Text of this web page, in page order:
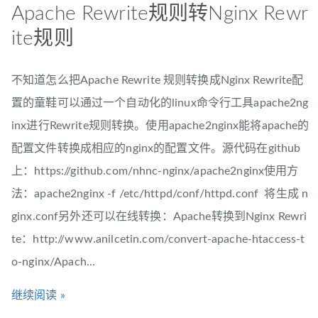
Apache Rewrite规则转Nginx Rewr
ite规则
不知道怎么把Apache Rewrite 规则转换成Nginx Rewrite配
置的童鞋可以通过一个自动化的linux命令行工具apache2ng
inx进行Rewrite规则转换。使用apache2nginx能将apache的
配置文件转换成相应的nginx的配置文件。源代码在github
上：https://github.com/nhnc-nginx/apache2nginx使用方
法：apache2nginx -f /etc/httpd/conf/httpd.conf 将生成 n
ginx.conf另外还可以在线转换：Apache转换到Nginx Rewri
te：http://www.anilcetin.com/convert-apache-htaccess-t
o-nginx/Apach...
继续阅读 »